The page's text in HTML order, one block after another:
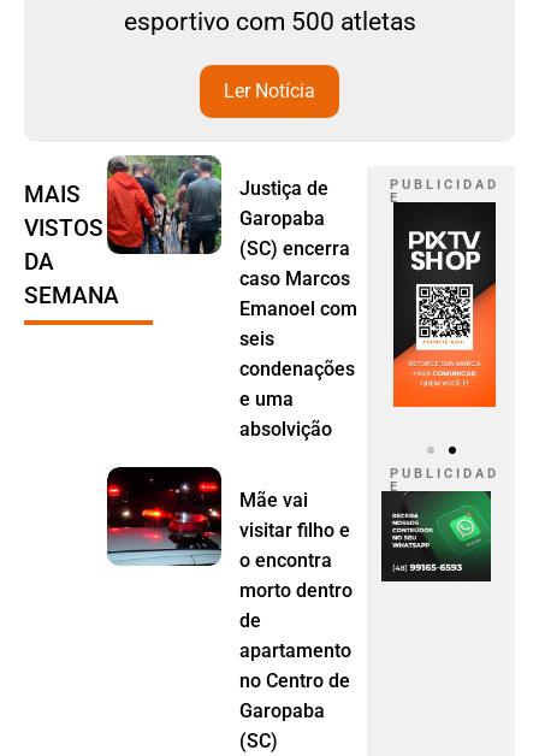
esportivo com 500 atletas
Ler Notícia
MAIS
VISTOS
DA
SEMANA
Justiça de
Garopaba
(SC) encerra
caso Marcos
Emanoel com
seis
condenações
e uma
absolvição
Mãe vai
visitar filho e
o encontra
morto dentro
de
apartamento
no Centro de
Garopaba
(SC)
P U B L I C I D A D
E
P U B L I C I D A D
E